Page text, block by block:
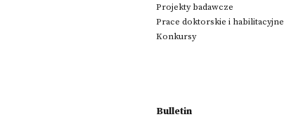
Projekty badawcze
Prace doktorskie i habilitacyjne
Konkursy
Bulletin